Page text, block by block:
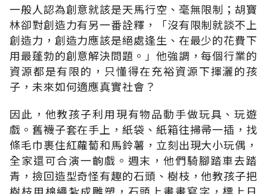
一般人認為創意就該是天馬行空、毫無限制；胡寶
林卻對創造力有另一番詮釋，「沒有限制就談不上
創造力，創造力應該是絕處逢生、在最少的花費下
用最蓬勃的創意解決問題。」他強調，每個行業的
資源都是有限的，只懂得在充裕資源下揮灑的孩
子，未來如何適應真實社會？
因此，他教孩子利用現有物品動手做玩具、玩遊
戲。舊襪子套在手上，紙袋、紙箱往掃帚一插，找
條毛巾裹住紅蘿蔔和馬鈴薯，立刻出現大小玩偶，
全家還可合演一齣戲。週末，他們騎腳踏車去踏
青，撿回造型奇怪有趣的石頭、樹枝，他教孩子把
樹枝用棉繩紮成雕塑，石頭上畫畫寫字，標上日